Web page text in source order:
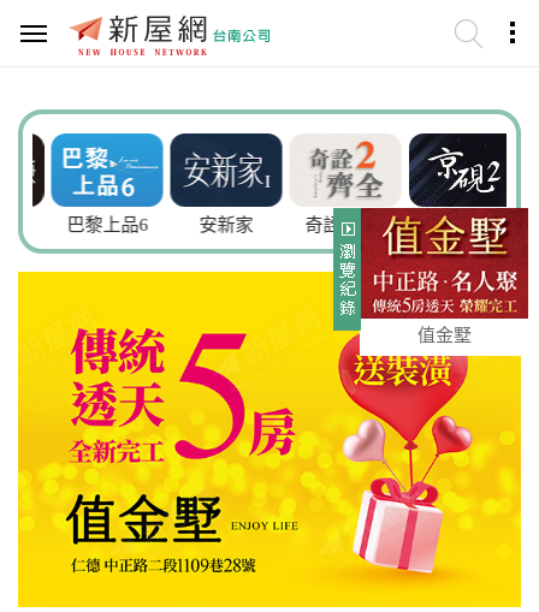
值金墅
巴黎上品6 安新家 奇詮齊全2 京硯2